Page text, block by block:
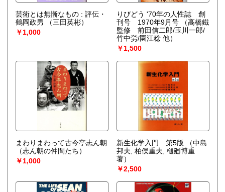
芸術とは無慚なもの : 評伝・
鶴岡政男
（三田英彬）
￥1,000
りびどう '70年の人性誌 創
刊号 1970年9月号
（高橋鐵
監修 前田信二郎/玉川一郎/
竹中労/園江稔 他）
￥1,500
まわりまわって古今亭志ん朝
（志ん朝の仲間たち）
￥1,000
新生化学入門 第5版
（中島
邦夫, 柏俣重夫, 樋廻博重
著）
￥2,500